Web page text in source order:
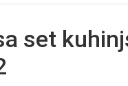
set